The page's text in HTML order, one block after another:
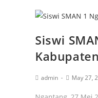
Siswi
Kabupaten
admin May 27,